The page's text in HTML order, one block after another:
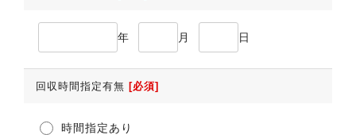
年 月 日
回収時間指定有無 [必須]
時間指定あり